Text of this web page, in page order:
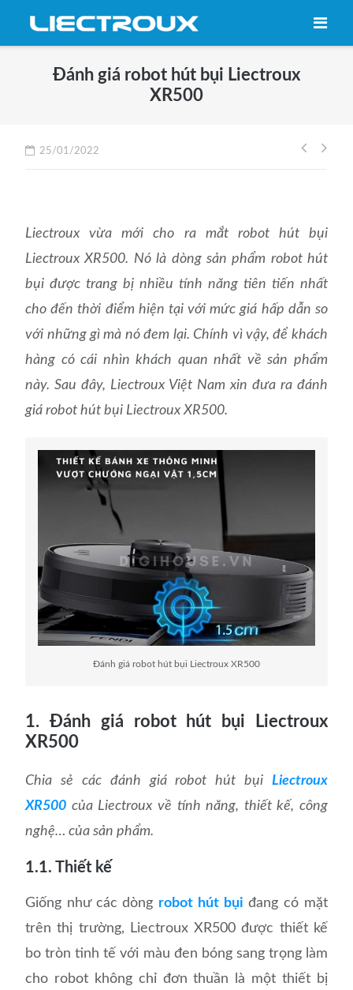
Đánh giá robot hút bụi Liectroux
XR500
25/01/2022
Điều
Liectroux vừa mới cho ra mắt robot hút bụi
Liectroux XR500. Nó là dòng sản phẩm robot hút
bụi được trang bị nhiều tính năng tiên tiến nhất
cho đến thời điểm hiện tại với mức giá hấp dẫn so
với những gì mà nó đem lại. Chính vì vậy, để khách
hàng có cái nhìn khách quan nhất về sản phẩm
này. Sau đây, Liectroux Việt Nam xin đưa ra đánh
giá robot hút bụi Liectroux XR500.
Đánh giá robot hút bụi Liectroux XR500
1. Đánh giá robot hút bụi Liectroux
XR500
Chia sẻ các đánh giá robot hút bụi Liectroux
XR500 của Liectroux về tính năng, thiết kế, công
nghệ… của sản phẩm.
1.1. Thiết kế
Giống như các dòng robot hút bụi đang có mặt
trên thị trường, Liectroux XR500 được thiết kế
bo tròn tinh tế với màu đen bóng sang trọng làm
cho robot không chỉ đơn thuần là một thiết bị